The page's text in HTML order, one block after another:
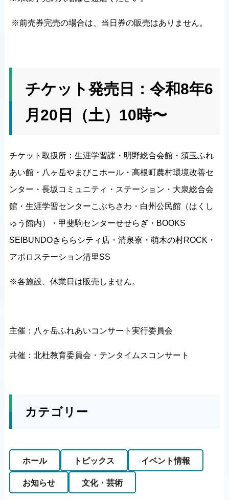
※前売券完売の場合は、当日券の販売はありません。
チケット発売日：令和8年6
月20日（土）10時〜
チケット取扱所：生涯学習課・明野総合会館・須玉ふれ
あい館・八ヶ岳やまびこホール・高根町農村環境改善セ
ンター・長坂コミュニティ・ステーション・大泉総合会
館・生涯学習センターこぶちさわ・白州公民館（はくし
ゅう館内）・甲斐駒センターせせらぎ・BOOKS
SEIBUNDOきららシティ店・清泉寮・萌木の村ROCK・
アポロステーション清里SS
※各施設、休業日は販売しません。
主催：八ヶ岳ふれあいコンサート実行委員会
共催：北杜教育委員会・テンタイムスコンサート
カテゴリー
ホール トピックス イベント情報
お知らせ 文化・芸術